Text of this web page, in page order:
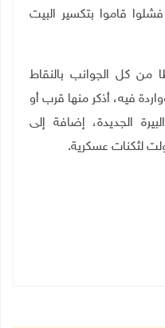
قاموا بتكسير البيت
من كل الجوانب بالنقاط
فيه، أذكر منها قرب أو
الجديدة، إضافة إلى
لثكنات عسكرية.